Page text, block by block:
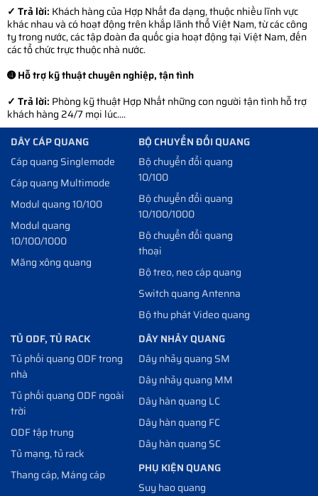
✓ Trả lời: Khách hàng của Hợp Nhất đa dạng, thuộc nhiều lĩnh vực
khác nhau và có hoạt động trên khắp lãnh thổ Việt Nam, từ các công
ty trong nước, các tập đoàn đa quốc gia hoạt động tại Việt Nam, đến
các tổ chức trực thuộc nhà nước.
➍ Hỗ trợ kỹ thuật chuyên nghiệp, tận tình
✓ Trả lời: Phòng kỹ thuật Hợp Nhất những con người tận tình hỗ trợ
khách hàng 24/7 mọi lúc....
DÂY CÁP QUANG
Cáp quang Singlemode
Cáp quang Multimode
Modul quang 10/100
Modul quang
10/100/1000
Măng xông quang
BỘ CHUYỂN ĐỔI QUANG
Bộ chuyển đổi quang
10/100
Bộ chuyển đổi quang
10/100/1000
Bộ chuyển đổi quang
thoại
Bộ treo, neo cáp quang
Switch quang Antenna
Bộ thu phát Video quang
TỦ ODF, TỦ RACK
Tủ phối quang ODF trong
nhà
Tủ phối quang ODF ngoài
trời
ODF tập trung
Tủ mạng, tủ rack
Thang cáp, Máng cáp
DÂY NHẢY QUANG
Dây nhảy quang SM
Dây nhảy quang MM
Dây hàn quang LC
Dây hàn quang FC
Dây hàn quang SC
PHỤ KIỆN QUANG
Suy hao quang